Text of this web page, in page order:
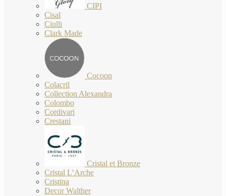
CIPI
Cisal
Ciulli
Clark Made
Cocoon
Colacril
Collection Alexandra
Colombo
Cordivari
Crestani
Cristal et Bronze
Cristal L’Arche
Cristina
Decor Walther